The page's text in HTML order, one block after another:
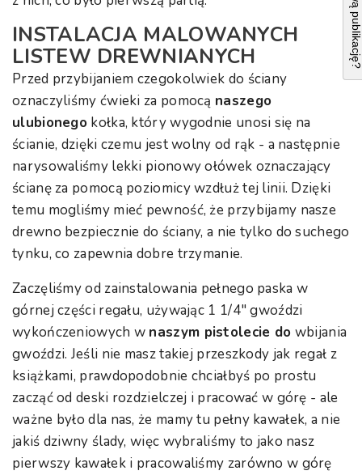
INSTALACJA MALOWANYCH
LISTEW DREWNIANYCH
Przed przybijaniem czegokolwiek do ściany
oznaczyliśmy ćwieki za pomocą naszego
ulubionego kołka, który wygodnie unosi się na
ścianie, dzięki czemu jest wolny od rąk - a następnie
narysowaliśmy lekki pionowy ołówek oznaczający
ścianę za pomocą poziomicy wzdłuż tej linii. Dzięki
temu mogliśmy mieć pewność, że przybijamy nasze
drewno bezpiecznie do ściany, a nie tylko do suchego
tynku, co zapewnia dobre trzymanie.
Zaczęliśmy od zainstalowania pełnego paska w
górnej części regału, używając 1 1/4″ gwoździ
wykończeniowych w naszym pistolecie do wbijania
gwoździ. Jeśli nie masz takiej przeszkody jak regał z
książkami, prawdopodobnie chciałbyś po prostu
zacząć od deski rozdzielczej i pracować w górę - ale
ważne było dla nas, że mamy tu pełny kawałek, a nie
jakiś dziwny ślady, więc wybraliśmy to jako nasz
pierwszy kawałek i pracowaliśmy zarówno w górę